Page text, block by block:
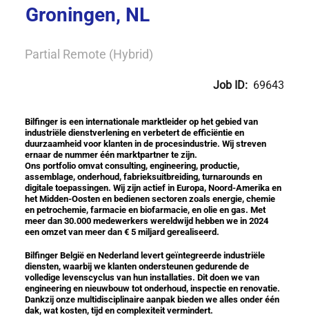
Groningen, NL
Partial Remote (Hybrid)
Job ID: 69643
Bilfinger is een internationale marktleider op het gebied van
industriële dienstverlening en verbetert de efficiëntie en
duurzaamheid voor klanten in de procesindustrie. Wij streven
ernaar de nummer één marktpartner te zijn.
Ons portfolio omvat consulting, engineering, productie,
assemblage, onderhoud, fabrieksuitbreiding, turnarounds en
digitale toepassingen. Wij zijn actief in Europa, Noord-Amerika en
het Midden-Oosten en bedienen sectoren zoals energie, chemie
en petrochemie, farmacie en biofarmacie, en olie en gas. Met
meer dan 30.000 medewerkers wereldwijd hebben we in 2024
een omzet van meer dan € 5 miljard gerealiseerd.
Bilfinger België en Nederland levert geïntegreerde industriële
diensten, waarbij we klanten ondersteunen gedurende de
volledige levenscyclus van hun installaties. Dit doen we van
engineering en nieuwbouw tot onderhoud, inspectie en renovatie.
Dankzij onze multidisciplinaire aanpak bieden we alles onder één
dak, wat kosten, tijd en complexiteit vermindert.